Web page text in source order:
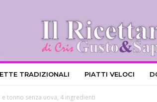
TRADIZIONALI PIATTI VELOCI
tonno senza uova, 4 ingredienti